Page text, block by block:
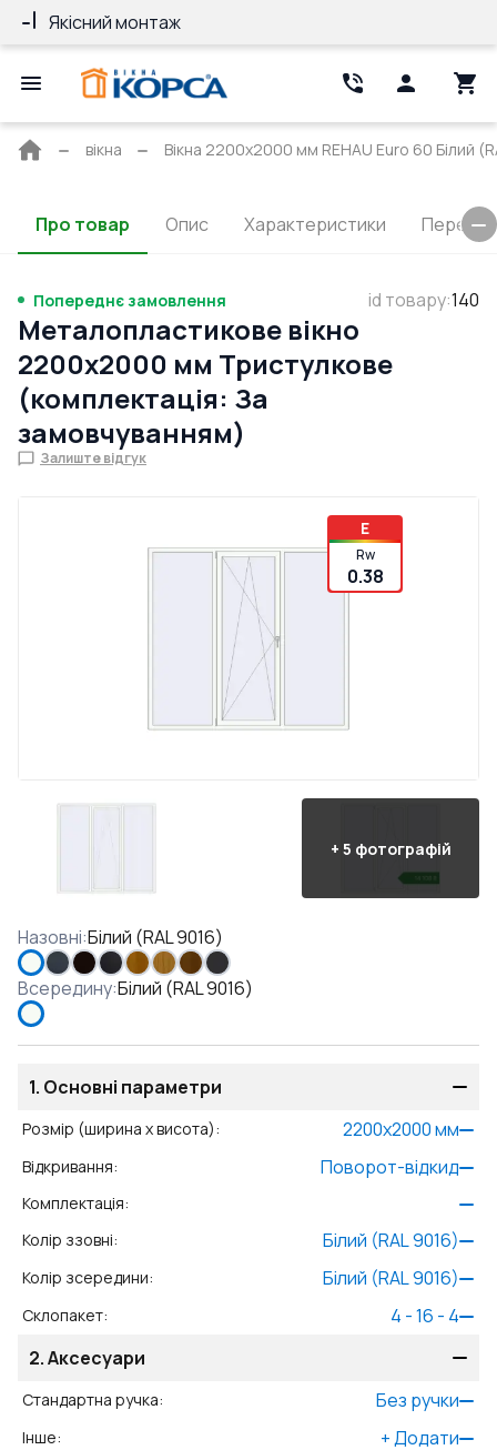
Якісний монтаж
Головна
вікна Вікна 2200x2000 мм REHAU Euro 60 Білий
Про товар Опис Характеристики
Попереднє замовлення id товару:140
Металопластикове вікно
2200x2000 мм Тристулкове
(комплектація: За
замовчуванням)
Залиште відгук
E
Rw
0.38
+ 5 фотографій
Назовні:Білий (RAL 9016)
Всередину:Білий (RAL 9016)
1. Основні параметри
Розмір (ширина x висота): 2200x2000мм
Відкривання: Поворот-відкид
Комплектація:
Колір ззовні: Білий (RAL 9016)
Колір зсередини: Білий (RAL 9016)
Склопакет:
4 - 16 - 4
2.Аксесуари
Стандартна ручка: Без ручки
Інше: +Додати